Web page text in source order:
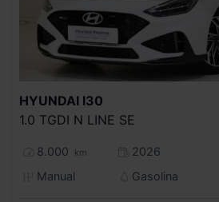
HYUNDAI I30
1.0 TGDI N LINE SE
8.000 km
2026
Manual
Gasolina